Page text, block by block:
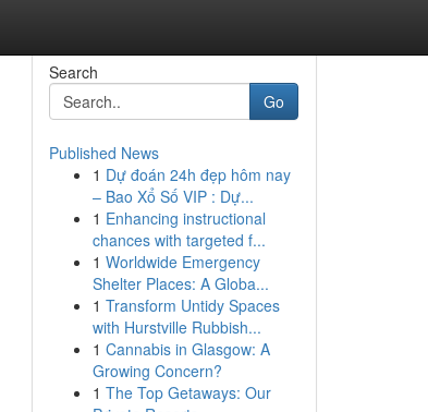
Search
Go
Published News
1 Dự đoán 24h đẹp hôm nay
– Bao Xổ Số VIP : Dự...
1 Enhancing instructional
chances with targeted f...
1 Worldwide Emergency
Shelter Places: A Globa...
1 Transform Untidy Spaces
with Hurstville Rubbish...
1 Cannabis in Glasgow: A
Growing Concern?
1 The Top Getaways: Our